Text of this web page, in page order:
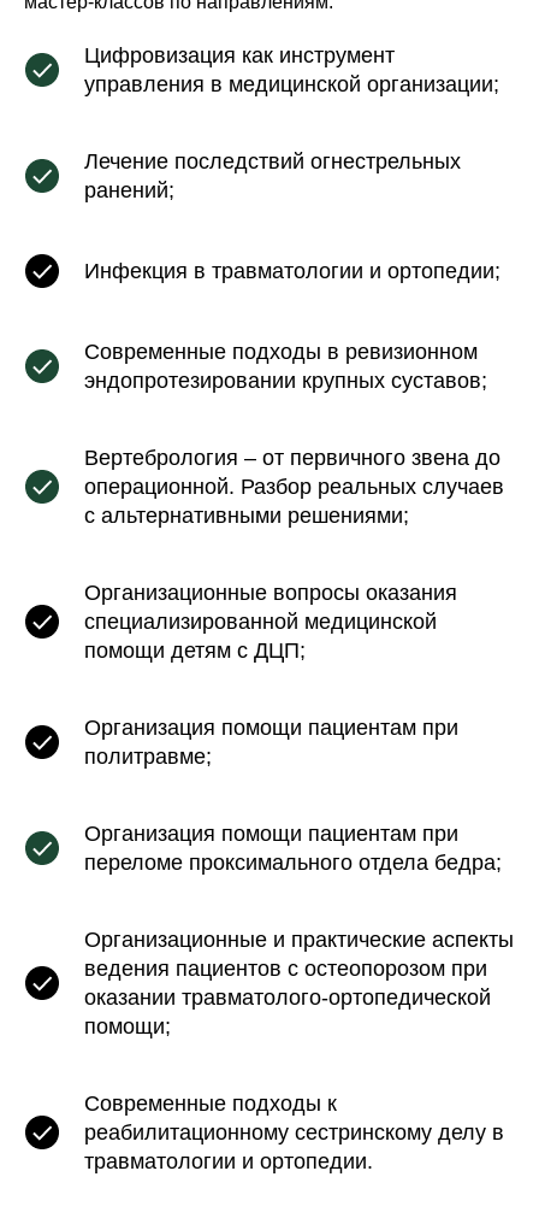
Цифровизация как инструмент
управления в медицинской организации;
Лечение последствий огнестрельных
ранений;
Инфекция в травматологии и ортопедии;
Современные подходы в ревизионном
эндопротезировании крупных суставов;
Вертебрология – от первичного звена до
операционной. Разбор реальных случаев
с альтернативными решениями;
Организационные вопросы оказания
специализированной медицинской
помощи детям с ДЦП;
Организация помощи пациентам при
политравме;
Организация помощи пациентам при
переломе проксимального отдела бедра;
Организационные и практические аспекты
ведения пациентов с остеопорозом при
оказании травматолого-ортопедической
помощи;
Современные подходы к
реабилитационному сестринскому делу в
травматологии и ортопедии.